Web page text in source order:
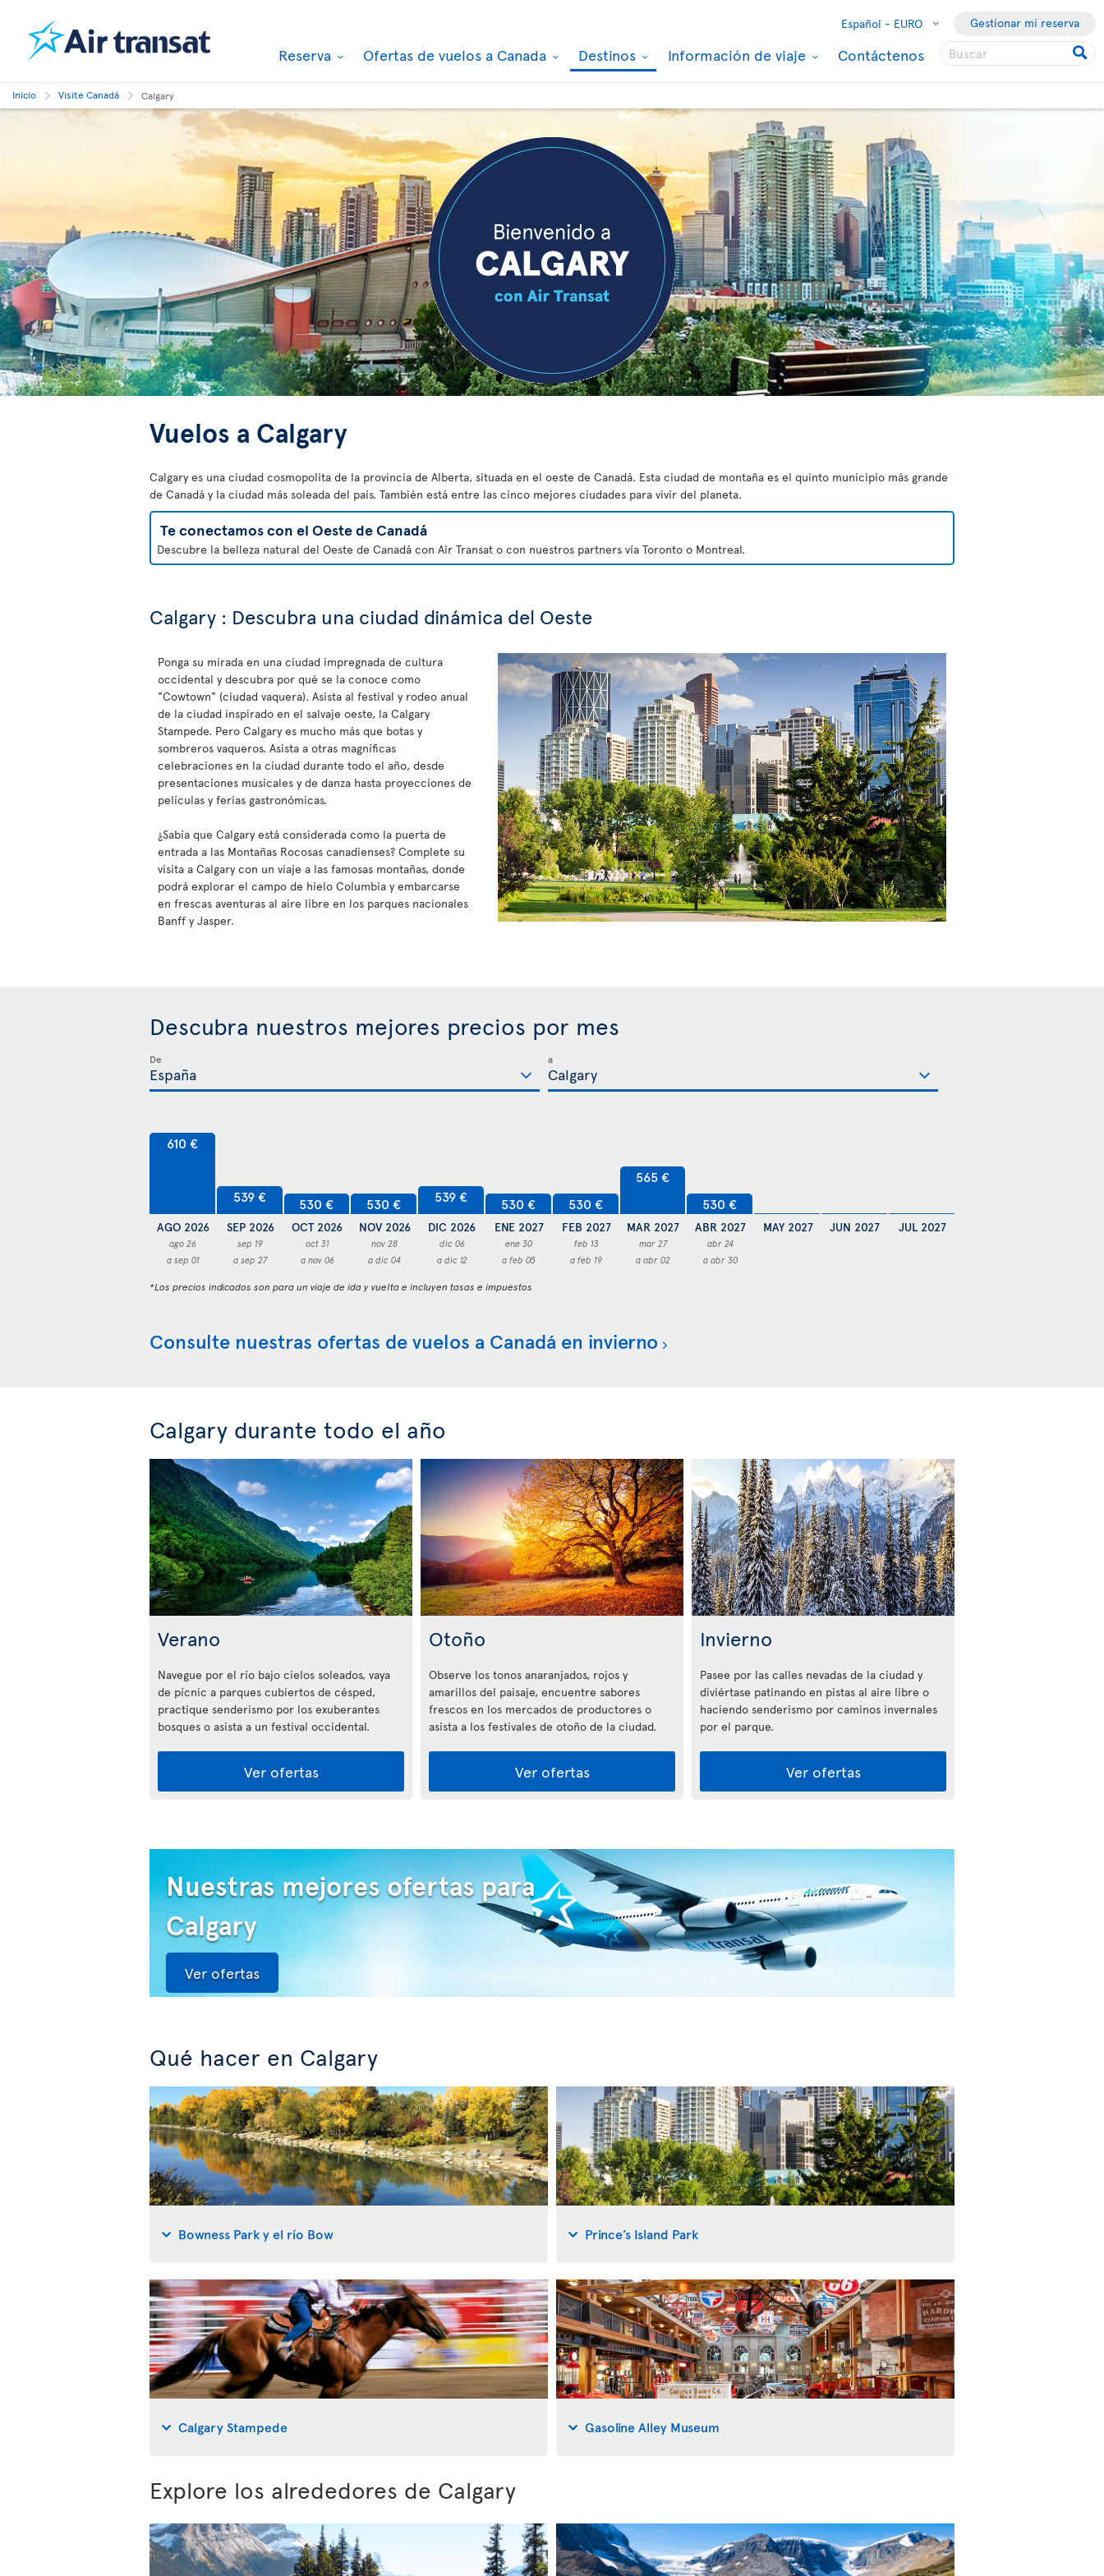
Español - EURO Gestionar mi reserva
Reserva Ofertas de vuelos a Canada Destinos Información de viaje Contáctenos
Inicio Visite Canadá Calgary
Vuelos a Calgary
Calgary es una ciudad cosmopolita de la provincia de Alberta, situada en el oeste de Canadá. Esta ciudad de montaña es el quinto municipio más grande
de Canadá y la ciudad más soleada del país. También está entre las cinco mejores ciudades para vivir del planeta.
Te conectamos con el Oeste de Canadá
Descubre la belleza natural del Oeste de Canadá con Air Transat o con nuestros partners vía Toronto o Montreal.
Calgary : Descubra una ciudad dinámica del Oeste
Ponga su mirada en una ciudad impregnada de cultura
occidental y descubra por qué se la conoce como
"Cowtown" (ciudad vaquera). Asista al festival y rodeo anual
de la ciudad inspirado en el salvaje oeste, la Calgary
Stampede. Pero Calgary es mucho más que botas y
sombreros vaqueros. Asista a otras magníficas
celebraciones en la ciudad durante todo el año, desde
presentaciones musicales y de danza hasta proyecciones de
películas y ferias gastronómicas.
¿Sabía que Calgary está considerada como la puerta de
entrada a las Montañas Rocosas canadienses? Complete su
visita a Calgary con un viaje a las famosas montañas, donde
podrá explorar el campo de hielo Columbia y embarcarse
en frescas aventuras al aire libre en los parques nacionales
Banff y Jasper.
Descubra nuestros mejores precios por mes
De a
610 €
AGO 2026
ago 26
a sep 01
539 €
SEP 2026
sep 19
a sep 27
530 €
OCT 2026
oct 31
a nov 06
530 €
NOV 2026
nov 28
a dic 04
539 €
DIC 2026
dic 06
a dic 12
530 €
ENE 2027
ene 30
a feb 05
530 €
FEB 2027
feb 13
a feb 19
565 €
MAR 2027
mar 27
a abr 02
530 €
ABR 2027
abr 24
a abr 30
MAY 2027 JUN 2027 JUL 2027
*Los precios indicados son para un viaje de ida y vuelta e incluyen tasas e impuestos
Consulte nuestras ofertas de vuelos a Canadá en invierno
Calgary durante todo el año
Verano
Navegue por el río bajo cielos soleados, vaya
de pícnic a parques cubiertos de césped,
practique senderismo por los exuberantes
bosques o asista a un festival occidental.
Ver ofertas
Otoño
Observe los tonos anaranjados, rojos y
amarillos del paisaje, encuentre sabores
frescos en los mercados de productores o
asista a los festivales de otoño de la ciudad.
Ver ofertas
Invierno
Pasee por las calles nevadas de la ciudad y
diviértase patinando en pistas al aire libre o
haciendo senderismo por caminos invernales
por el parque.
Ver ofertas
Nuestras mejores ofertas para
Calgary
Ver ofertas
Qué hacer en Calgary
Bowness Park y el río Bow Prince’s Island Park
Calgary Stampede Gasoline Alley Museum
Explore los alrededores de Calgary